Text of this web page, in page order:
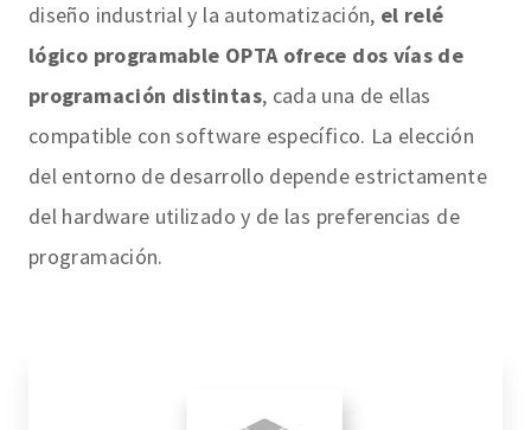
diseño industrial y la automatización, el relé
lógico programable OPTA ofrece dos vías de
programación distintas, cada una de ellas
compatible con software específico. La elección
del entorno de desarrollo depende estrictamente
del hardware utilizado y de las preferencias de
programación.